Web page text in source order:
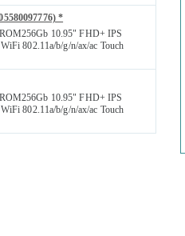
*
10.95" FHD+ IPS
802.11a/b/g/n/ax/ac Touch
10.95" FHD+ IPS
802.11a/b/g/n/ax/ac Touch